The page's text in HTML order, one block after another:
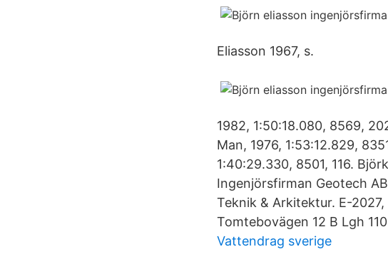
Eliasson 1967, s.
1982, 1:50:18.080, 8569,
Man, 1976, 1:53:12.829,
1:40:29.330, 8501, 116.
Ingenjörsfirman Geotech
Teknik & Arkitektur. E-
Tomtebovägen 12 B Lgh
Vattendrag sverige